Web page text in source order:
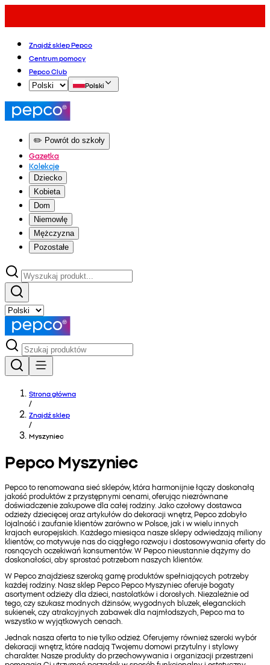
Znajdź sklep Pepco
Centrum pomocy
Pepco Club
Polski
✏️ Powrót do szkoły
Gazetka
Kolekcje
Dziecko
Kobieta
Dom
Niemowlę
Mężczyzna
Pozostałe
Strona główna
/
Znajdź sklep
/
Myszyniec
Pepco Myszyniec
Pepco to renomowana sieć sklepów, która harmonijnie łączy doskonałą
jakość produktów z przystępnymi cenami, oferując niezrównane
doświadczenie zakupowe dla całej rodziny. Jako czołowy dostawca
odzieży dziecięcej oraz artykułów do dekoracji wnętrz, Pepco zdobyło
lojalność i zaufanie klientów zarówno w Polsce, jak i w wielu innych
krajach europejskich. Każdego miesiąca nasze sklepy odwiedzają miliony
klientów, co motywuje nas do ciągłego rozwoju i dostosowywania oferty do
rosnących oczekiwań konsumentów. W Pepco nieustannie dążymy do
doskonałości, aby sprostać potrzebom naszych klientów.
W Pepco znajdziesz szeroką gamę produktów spełniających potrzeby
każdej rodziny. Nasz sklep Pepco Pepco Myszyniec oferuje bogaty
asortyment odzieży dla dzieci, nastolatków i dorosłych. Niezależnie od
tego, czy szukasz modnych dżinsów, wygodnych bluzek, eleganckich
sukienek, czy atrakcyjnych zabawek dla najmłodszych, Pepco ma to
wszystko w wyjątkowych cenach.
Jednak nasza oferta to nie tylko odzież. Oferujemy również szeroki wybór
dekoracji wnętrz, które nadają Twojemu domowi przytulny i stylowy
charakter. Nasze produkty do przechowywania i organizacji przestrzeni